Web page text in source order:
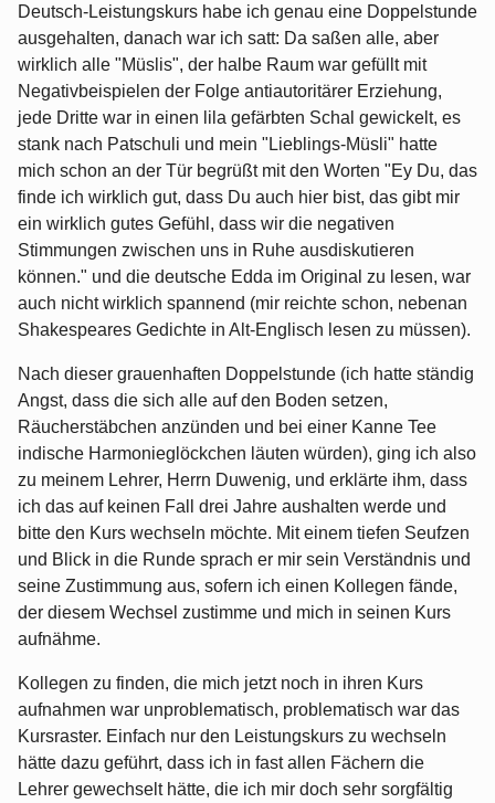
Deutsch-Leistungskurs habe ich genau eine Doppelstunde
ausgehalten, danach war ich satt: Da saßen alle, aber
wirklich alle "Müslis", der halbe Raum war gefüllt mit
Negativbeispielen der Folge antiautoritärer Erziehung,
jede Dritte war in einen lila gefärbten Schal gewickelt, es
stank nach Patschuli und mein "Lieblings-Müsli" hatte
mich schon an der Tür begrüßt mit den Worten "Ey Du, das
finde ich wirklich gut, dass Du auch hier bist, das gibt mir
ein wirklich gutes Gefühl, dass wir die negativen
Stimmungen zwischen uns in Ruhe ausdiskutieren
können." und die deutsche Edda im Original zu lesen, war
auch nicht wirklich spannend (mir reichte schon, nebenan
Shakespeares Gedichte in Alt-Englisch lesen zu müssen).
Nach dieser grauenhaften Doppelstunde (ich hatte ständig
Angst, dass die sich alle auf den Boden setzen,
Räucherstäbchen anzünden und bei einer Kanne Tee
indische Harmonieglöckchen läuten würden), ging ich also
zu meinem Lehrer, Herrn Duwenig, und erklärte ihm, dass
ich das auf keinen Fall drei Jahre aushalten werde und
bitte den Kurs wechseln möchte. Mit einem tiefen Seufzen
und Blick in die Runde sprach er mir sein Verständnis und
seine Zustimmung aus, sofern ich einen Kollegen fände,
der diesem Wechsel zustimme und mich in seinen Kurs
aufnähme.
Kollegen zu finden, die mich jetzt noch in ihren Kurs
aufnahmen war unproblematisch, problematisch war das
Kursraster. Einfach nur den Leistungskurs zu wechseln
hätte dazu geführt, dass ich in fast allen Fächern die
Lehrer gewechselt hätte, die ich mir doch sehr sorgfältig